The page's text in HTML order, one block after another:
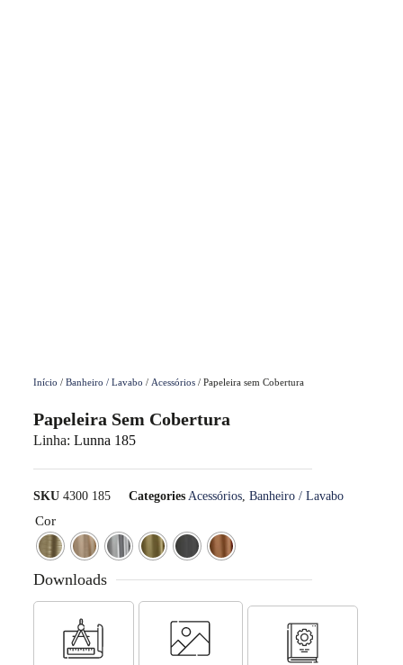
Início / Banheiro / Lavabo / Acessórios/ Papeleira sem Cobertura
Papeleira Sem Cobertura
Linha: Lunna 185
SKU 4300 185 Categories Acessórios, Banheiro / Lavabo
Cor
Downloads